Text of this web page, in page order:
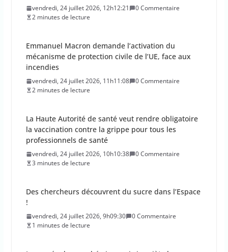
vendredi, 24 juillet 2026, 12h12:21
0 Commentaire
2 minutes de lecture
Emmanuel Macron demande l’activation du
mécanisme de protection civile de l’UE, face aux
incendies
vendredi, 24 juillet 2026, 11h11:08
0 Commentaire
2 minutes de lecture
La Haute Autorité de santé veut rendre obligatoire
la vaccination contre la grippe pour tous les
professionnels de santé
vendredi, 24 juillet 2026, 10h10:38
0 Commentaire
3 minutes de lecture
Des chercheurs découvrent du sucre dans l’Espace
!
vendredi, 24 juillet 2026, 9h09:30
0 Commentaire
1 minutes de lecture